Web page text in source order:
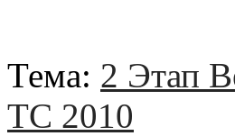
Тема: 2 Этап
TC 2010